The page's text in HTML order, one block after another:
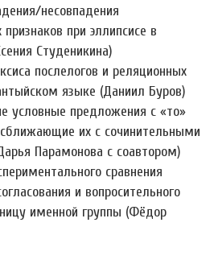
несовпадения
при эллипсисе в
Студеникина)
послелогов и реляционных
языке (Даниил Буров)
условные предложения с «то»
их с сочинительными
Парамонова с соавтором)
сравнения
и вопросительного
именной группы (Фёдор